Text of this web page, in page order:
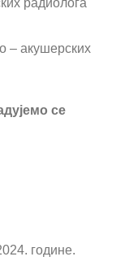
радиолога
– акушерских
се
године.